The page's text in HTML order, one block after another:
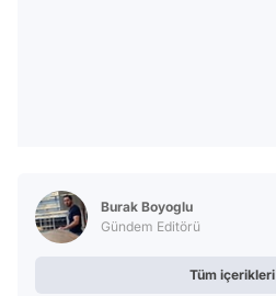
Burak Boyoglu
Gündem Editörü
Tüm içerikleri